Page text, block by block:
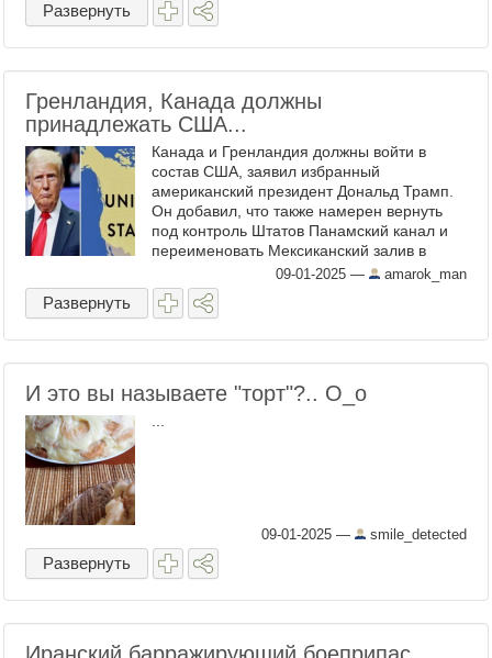
Развернуть
Гренландия, Канада должны
принадлежать США...
Канада и Гренландия должны войти в
состав США, заявил избранный
американский президент Дональд Трамп.
Он добавил, что также намерен вернуть
под контроль Штатов Панамский канал и
переименовать Мексиканский залив в
Американский. И опубликовал
соответствующую карту: На ...
09-01-2025 — amarok_man
Развернуть
И это вы называете "торт"?.. О_о
09-01-2025 — smile_detected
Развернуть